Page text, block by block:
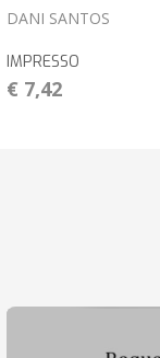
DANI SANTOS
IMPRESSO
€ 7,42